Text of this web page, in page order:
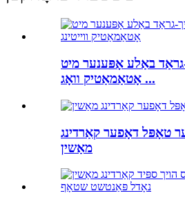
גראַד באַלע אָפּענער מיט
אָטאַמאַטיק וואָג ...
טאָפּל דאָפער קאַרדינג
מאַשין